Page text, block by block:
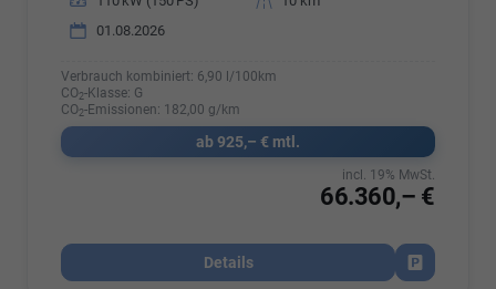
01.08.2026
Verbrauch kombiniert: 6,90 l/100km
CO2-Klasse: G
CO2-Emissionen: 182,00 g/km
ab 925,– € mtl.
66.360,– €
incl. 19% MwSt.
Details
Fahrzeug